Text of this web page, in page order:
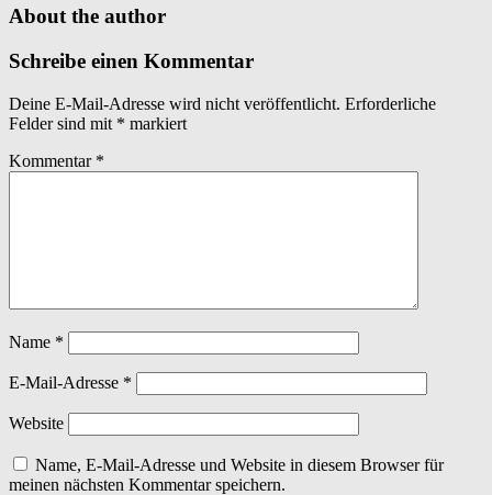
About the author
Schreibe einen Kommentar
Deine E-Mail-Adresse wird nicht veröffentlicht. Erforderliche
Felder sind mit * markiert
Kommentar *
Name *
E-Mail-Adresse *
Website
Name, E-Mail-Adresse und Website in diesem Browser für
meinen nächsten Kommentar speichern.